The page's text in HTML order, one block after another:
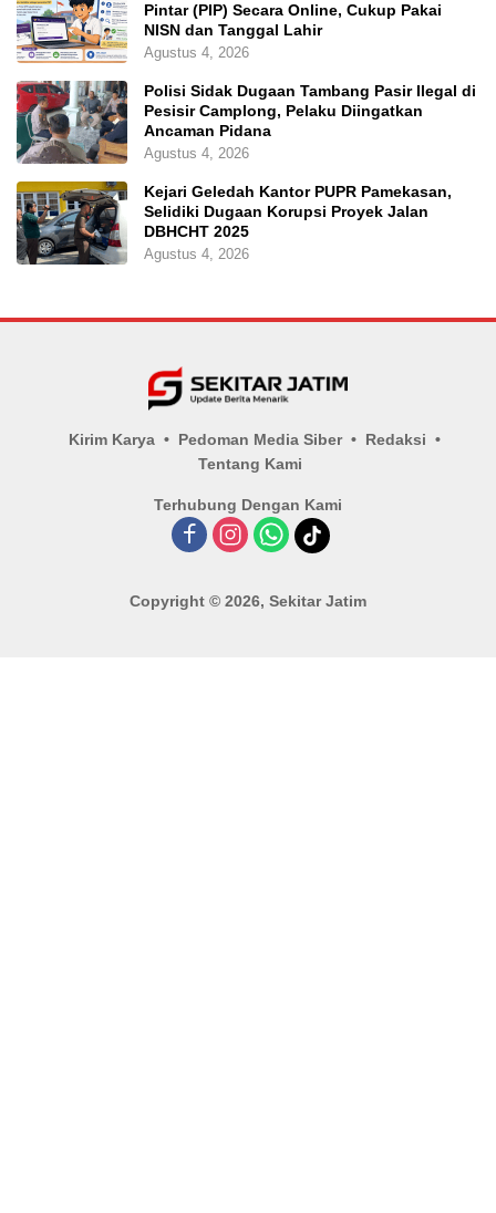
Pintar (PIP) Secara Online, Cukup Pakai
NISN dan Tanggal Lahir
Agustus 4, 2026
Polisi Sidak Dugaan Tambang Pasir Ilegal di
Pesisir Camplong, Pelaku Diingatkan
Ancaman Pidana
Agustus 4, 2026
Kejari Geledah Kantor PUPR Pamekasan,
Selidiki Dugaan Korupsi Proyek Jalan
DBHCHT 2025
Agustus 4, 2026
Kirim Karya Pedoman Media Siber
Redaksi
Tentang Kami
Terhubung Dengan Kami
Copyright © 2026, Sekitar Jatim